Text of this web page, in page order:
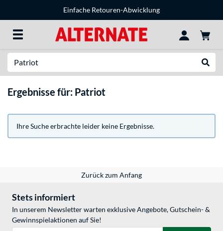
Einfache Retouren-Abwicklung
Ergebnisse für: Patriot
Ihre Suche erbrachte leider keine Ergebnisse.
Zurück zum Anfang
Stets informiert
In unserem Newsletter warten exklusive Angebote, Gutschein- &
Gewinnspielaktionen auf Sie!